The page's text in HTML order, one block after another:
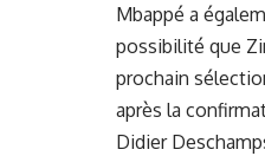
Mbappé a
possibilité que
prochain
après la
Didier